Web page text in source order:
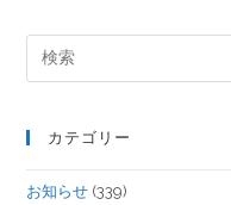
カテゴリー
お知らせ (339)